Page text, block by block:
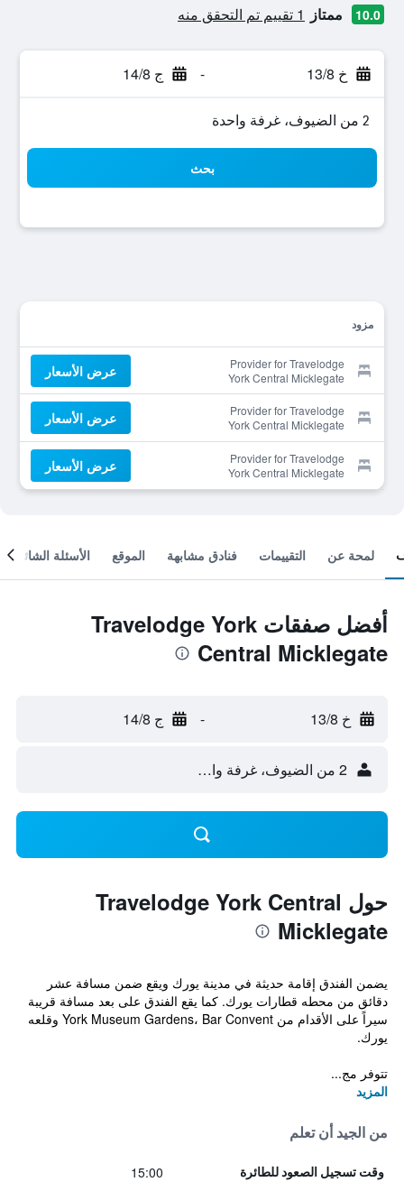
10.0 ممتاز 1 تقييم تم التحقق منه
خ 13/8 - ج 14/8
2 من الضيوف، غرفة واحدة
بحث
مزود
Provider for Travelodge
York Central Micklegate
عرض الأسعار
Provider for Travelodge
York Central Micklegate
عرض الأسعار
Provider for Travelodge
York Central Micklegate
عرض الأسعار
لمحة عن التقييمات فنادق مشابهة الموقع الأسئلة الشائعة
أفضل صفقات Travelodge York
Central Micklegate
خ 13/8 - ج 14/8
2 من الضيوف، غرفة واحدة
حول Travelodge York Central
Micklegate
يضمن الفندق إقامة حديثة في مدينة يورك ويقع ضمن مسافة عشر
دقائق من محطه قطارات يورك. كما يقع الفندق على بعد مسافة قريبة
سيراً على الأقدام من York Museum Gardens، Bar Convent وقلعه
يورك.
تتوفر مج...
المزيد
من الجيد أن تعلم
وقت تسجيل الصعود للطائرة 15:00